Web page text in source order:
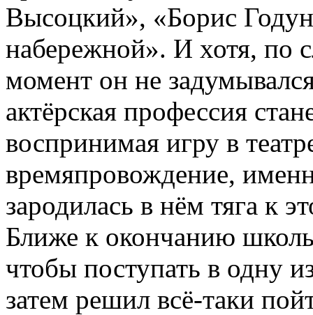
Высоцкий», «Борис
набережной». И хотя, по
момент он не
актёрская профессия
воспринимая игру в
времяпровождение,
зародилась в нём тяга к
Ближе к окончанию
чтобы поступать в одну
затем решил всё-таки